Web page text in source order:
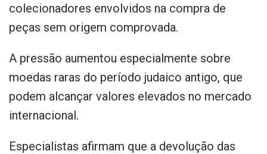
colecionadores envolvidos na compra de
peças sem origem comprovada.
A pressão aumentou especialmente sobre
moedas raras do período judaico antigo, que
podem alcançar valores elevados no mercado
internacional.
Especialistas afirmam que a devolução das